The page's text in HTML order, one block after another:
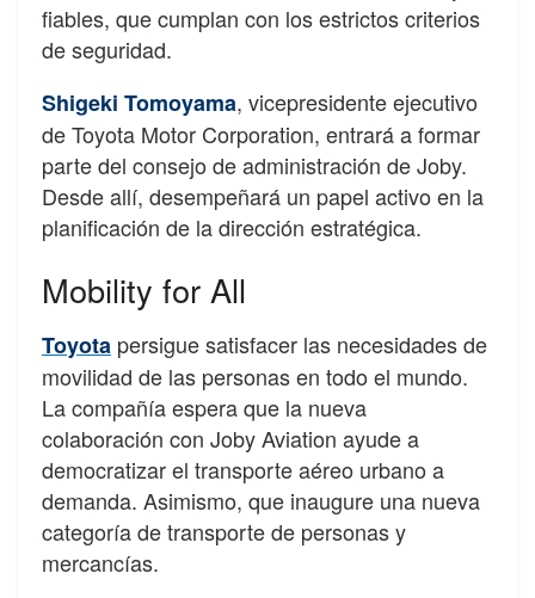
fiables, que cumplan con los estrictos criterios
de seguridad.
Shigeki Tomoyama, vicepresidente ejecutivo
de Toyota Motor Corporation, entrará a formar
parte del consejo de administración de Joby.
Desde allí, desempeñará un papel activo en la
planificación de la dirección estratégica.
Mobility for All
Toyota persigue satisfacer las necesidades de
movilidad de las personas en todo el mundo.
La compañía espera que la nueva
colaboración con Joby Aviation ayude a
democratizar el transporte aéreo urbano a
demanda. Asimismo, que inaugure una nueva
categoría de transporte de personas y
mercancías.